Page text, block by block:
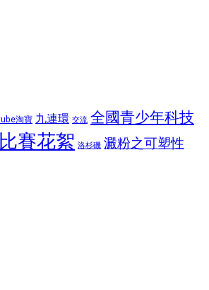
淘寶 九連環 交流 全國青少年科技
比賽花絮 洛杉磯 澱粉之可塑性